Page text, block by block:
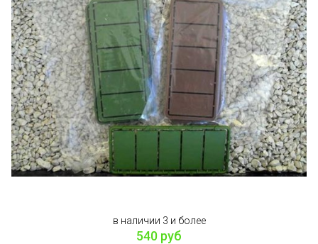
в наличии 3 и более
540 руб